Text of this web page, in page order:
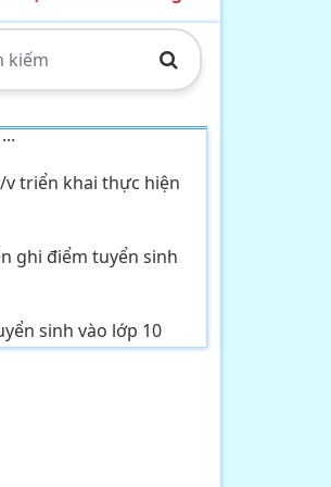
về việc tổ chức tiếp
hiện mô hình